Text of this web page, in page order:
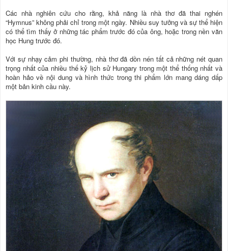
Các nhà nghiên cứu cho rằng, khả năng là nhà thơ đã thai nghén
“Hymnus” không phải chỉ trong một ngày. Nhiều suy tưởng và sự thể hiện
có thể tìm thấy ở những tác phẩm trước đó của ông, hoặc trong nền văn
học Hung trước đó.
Với sự nhạy cảm phi thường, nhà thơ đã dồn nén tất cả những nét quan
trọng nhất của nhiều thế kỷ lịch sử Hungary trong một thể thống nhất và
hoàn hảo về nội dung và hình thức trong thi phẩm lớn mang dáng dấp
một bản kinh cầu này.